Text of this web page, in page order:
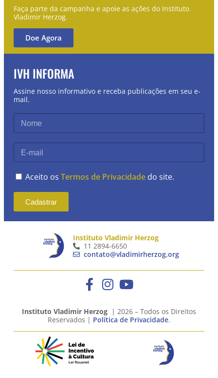
Faça parte da campanha e apoie as ações do Instituto
Vladimir Herzog.
Doe Agora
IVH INFORMA
Assine nosso informativo e receba publicações em seu e-
mail.
Aceito os Termos de Privacidade do site.
Cadastrar
Instituto Vladimir Herzog
11 2894-6650
contato@vladimirherzog.org
Instituto Vladimir Herzog | 2026 – Todos os Direitos
Reservados | Política de Privacidade.